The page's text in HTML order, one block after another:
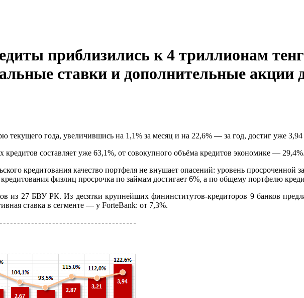
приблизились к 4 триллионам
ставки и дополнительные акции
текущего года, увеличившись на 1,1% за месяц и на 22,6% — за год, достиг уже 3,94
кредитов составляет уже 63,1%, от совокупного объёма кредитов экономике — 29,4%.
кредитования качество портфеля не внушает опасений: уровень просроченной
физлиц просрочка по займам достигает 6%, а по общему портфелю
из 27 БВУ РК. Из десятки крупнейших фининститутов-кредиторов 9 банков
ставка в сегменте — у ForteBank: от 7,3%.